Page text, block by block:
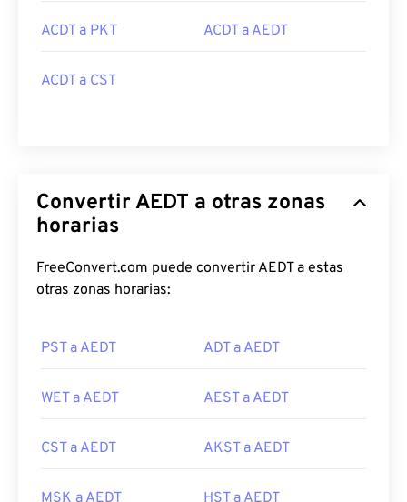
ACDT a PKT ACDT a AEDT
ACDT a CST
Convertir AEDT a otras zonas
horarias
FreeConvert.com puede convertir AEDT a estas
otras zonas horarias:
PST a AEDT ADT a AEDT
WET a AEDT AEST a AEDT
CST a AEDT AKST a AEDT
MSK a AEDT HST a AEDT